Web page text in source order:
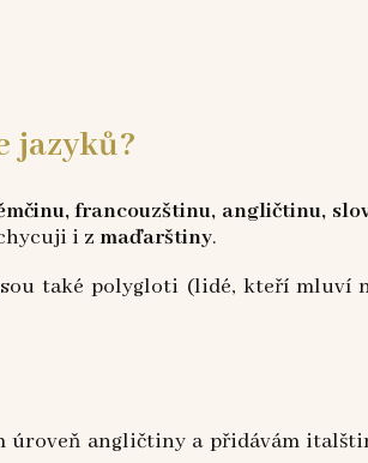
jazyků?
francouzštinu, angličtinu,
i z maďarštiny.
také polygloti (lidé, kteří mluví
angličtiny a přidávám